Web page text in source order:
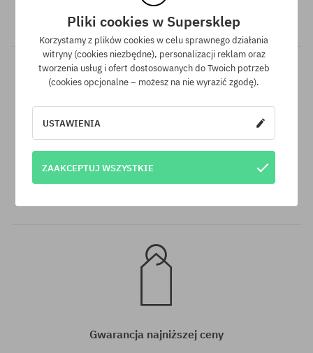
zakupy produktów nieprzecenionych otrzymujesz na swoje
konto do 12% wartości zamówienia!
Do wszystkich zamówień powyżej 350 zł oferujemy wysyłkę
Gwarancja najniższej ceny
Pliki cookies w Supersklep
Korzystamy z plików cookies w celu sprawnego działania
witryny (cookies niezbędne), personalizacji reklam oraz
tworzenia usług i ofert dostosowanych do Twoich potrzeb
(cookies opcjonalne – możesz na nie wyrazić zgodę).
USTAWIENIA
ZAAKCEPTUJ WSZYSTKIE